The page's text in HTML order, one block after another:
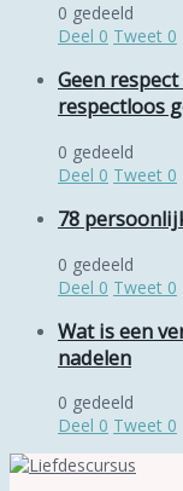
0 gedeeld
Deel 0 Tweet 0
Geen
respectloos
0 gedeeld
Deel 0 Tweet 0
78
0 gedeeld
Deel 0 Tweet 0
Wat is een
nadelen
0 gedeeld
Deel 0 Tweet 0